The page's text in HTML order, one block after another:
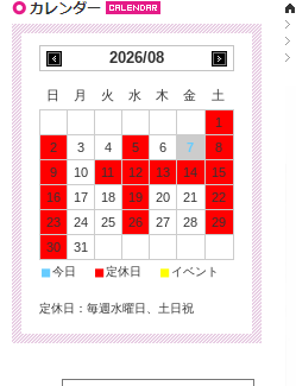
2026/08
日 月 火 水 木 金
土
1
2
3 4 5 6 7
8
9
10 11 12 13 14
15
16
17 18 19 20 21
22
23
24 25 26 27 28
29
30
31
■今日 ■定休日 ■ イベント
定休日：毎週水曜日、土日祝